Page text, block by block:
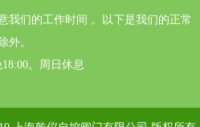
我们的工作时间 。以下是我们的正常
外。
。周日休息